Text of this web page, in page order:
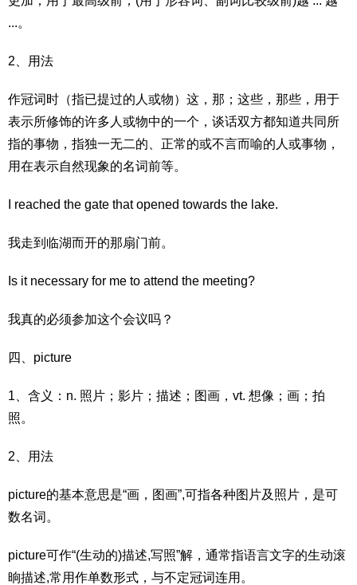
...。
2、用法
作冠词时（指已提过的人或物）这，那；这些，那些，用于
表示所修饰的许多人或物中的一个，谈话双方都知道共同所
指的事物，指独一无二的、正常的或不言而喻的人或事物，
用在表示自然现象的名词前等。
I reached the gate that opened towards the lake.
我走到临湖而开的那扇门前。
Is it necessary for me to attend the meeting?
我真的必须参加这个会议吗？
四、picture
1、含义：n. 照片；影片；描述；图画，vt. 想像；画；拍
照。
2、用法
picture的基本意思是“画，图画”,可指各种图片及照片，是可
数名词。
picture可作“(生动的)描述,写照”解，通常指语言文字的生动滚
晌描述,常用作单数形式，与不定冠词连用。